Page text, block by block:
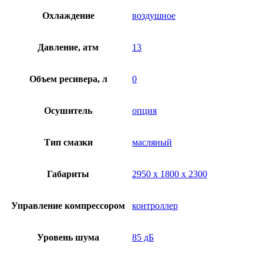
Охлаждение воздушное
Давление, атм 13
Объем ресивера, л 0
Осушитель опция
Тип смазки масляный
Габариты 2950 х 1800 х 2300
Управление компрессором контроллер
Уровень шума 85 дБ